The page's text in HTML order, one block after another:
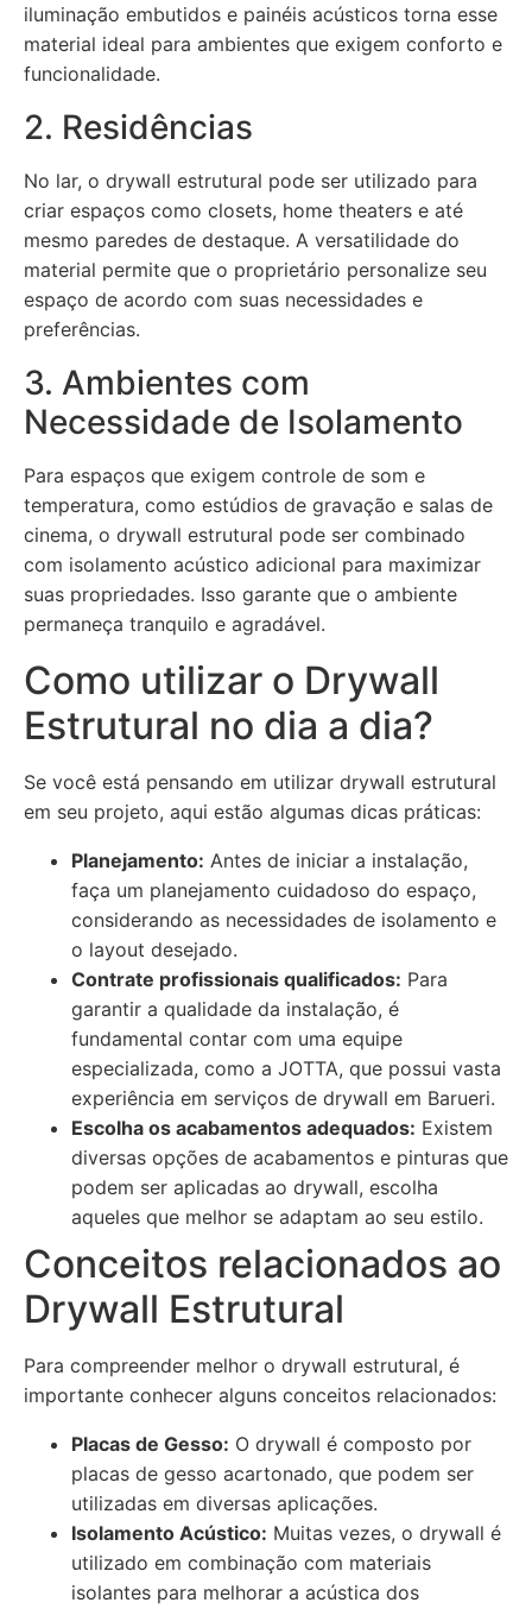
iluminação embutidos e painéis acústicos torna esse
material ideal para ambientes que exigem conforto e
funcionalidade.
2. Residências
No lar, o drywall estrutural pode ser utilizado para
criar espaços como closets, home theaters e até
mesmo paredes de destaque. A versatilidade do
material permite que o proprietário personalize seu
espaço de acordo com suas necessidades e
preferências.
3. Ambientes com
Necessidade de Isolamento
Para espaços que exigem controle de som e
temperatura, como estúdios de gravação e salas de
cinema, o drywall estrutural pode ser combinado
com isolamento acústico adicional para maximizar
suas propriedades. Isso garante que o ambiente
permaneça tranquilo e agradável.
Como utilizar o Drywall
Estrutural no dia a dia?
Se você está pensando em utilizar drywall estrutural
em seu projeto, aqui estão algumas dicas práticas:
Planejamento: Antes de iniciar a instalação,
faça um planejamento cuidadoso do espaço,
considerando as necessidades de isolamento e
o layout desejado.
Contrate profissionais qualificados: Para
garantir a qualidade da instalação, é
fundamental contar com uma equipe
especializada, como a JOTTA, que possui vasta
experiência em serviços de drywall em Barueri.
Escolha os acabamentos adequados: Existem
diversas opções de acabamentos e pinturas que
podem ser aplicadas ao drywall, escolha
aqueles que melhor se adaptam ao seu estilo.
Conceitos relacionados ao
Drywall Estrutural
Para compreender melhor o drywall estrutural, é
importante conhecer alguns conceitos relacionados:
Placas de Gesso: O drywall é composto por
placas de gesso acartonado, que podem ser
utilizadas em diversas aplicações.
Isolamento Acústico: Muitas vezes, o drywall é
utilizado em combinação com materiais
isolantes para melhorar a acústica dos